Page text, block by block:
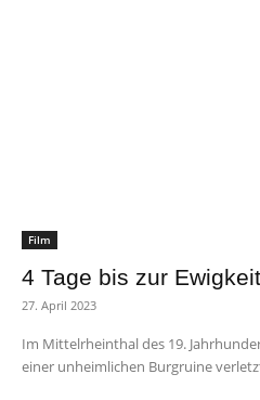
Film
4 Tage bis zur Ewigkeit
27. April 2023
Im Mittelrheinthal des 19.
einer unheimlichen Burgruine